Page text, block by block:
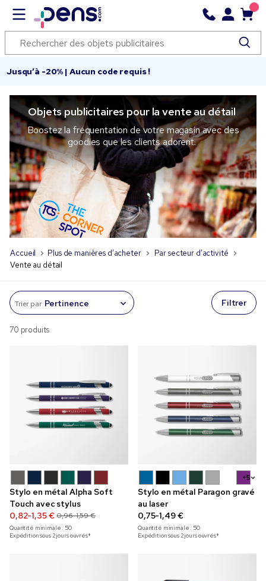
Jusqu’à -20% | Aucun code requis !
Objets publicitaires pour la vente au détail
Boostez la fréquentation de votre magasin avec des
goodies que les clients adorent.
Accueil Plus de manières d’acheter
Par secteur d’activité
Vente au détail
Trier par Filtrer
70 produits
Stylo en métal Alpha Soft
Touch avec stylus
0,82-1,35 € 0,96-1,59 €
Quantité minimale : 50
Expédition sous 2 jours ouvrés*
+5
Stylo en métal Paragon gravé
au laser
0,75-1,49 €
Quantité minimale : 50
Expédition sous 2 jours ouvrés*